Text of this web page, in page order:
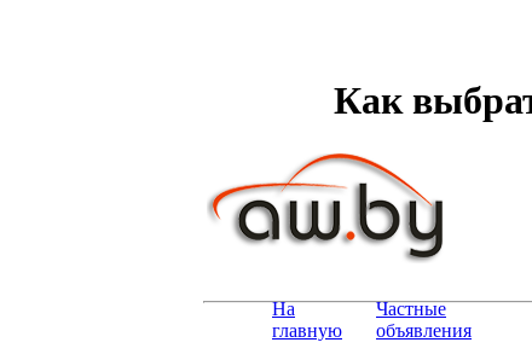
Как
На
главную
Частные
объявления